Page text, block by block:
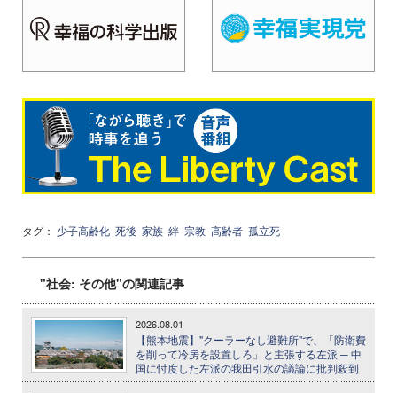
タグ： 少子高齢化 死後 家族 絆 宗教 高齢者 孤立死
"社会: その他"の関連記事
2026.08.01
【熊本地震】"クーラーなし避難所"で、「防衛費
を削って冷房を設置しろ」と主張する左派 ─ 中
国に忖度した左派の我田引水の議論に批判殺到